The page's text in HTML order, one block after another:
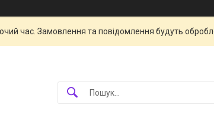
час. Замовлення та повідомлення будуть